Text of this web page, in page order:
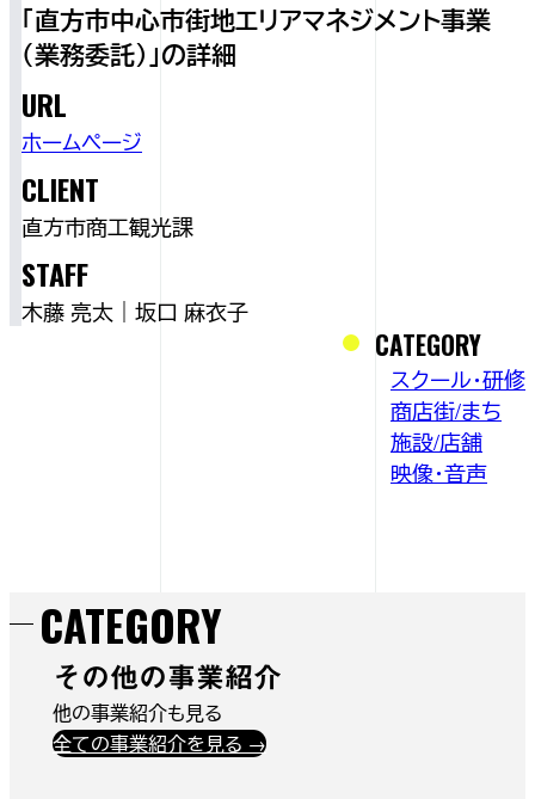
「直方市中心市街地エリアマネジメント事業
（業務委託）」の詳細
URL
ホームページ
CLIENT
直方市商工観光課
STAFF
木藤 亮太｜坂口 麻衣子
CATEGORY
スクール・研修
商店街/まち
施設/店舗
映像・音声
CATEGORY
その他の事業紹介
他の事業紹介も見る
全ての事業紹介を見る →